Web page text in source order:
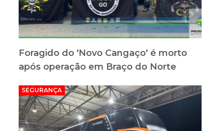
Foragido do 'Novo Cangaço' é morto
após operação em Braço do Norte
SEGURANÇA